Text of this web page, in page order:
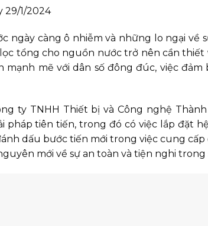
29/1/2024
ngày càng ô nhiễm và những lo ngại về
tổng cho nguồn nước trở nên cần thiết
mẽ với dân số đông đúc, việc
ty TNHH Thiết bị và Công nghệ
pháp tiên tiến, trong đó có việc lắp đặt
dấu bước tiến mới trong việc cung
mới về sự an toàn và tiện nghi trong